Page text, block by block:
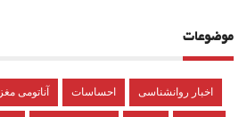
موضوعات
آناتومی مغز احساسات اخبار روانشناسی